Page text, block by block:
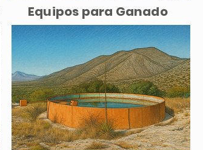
Equipos para Ganado